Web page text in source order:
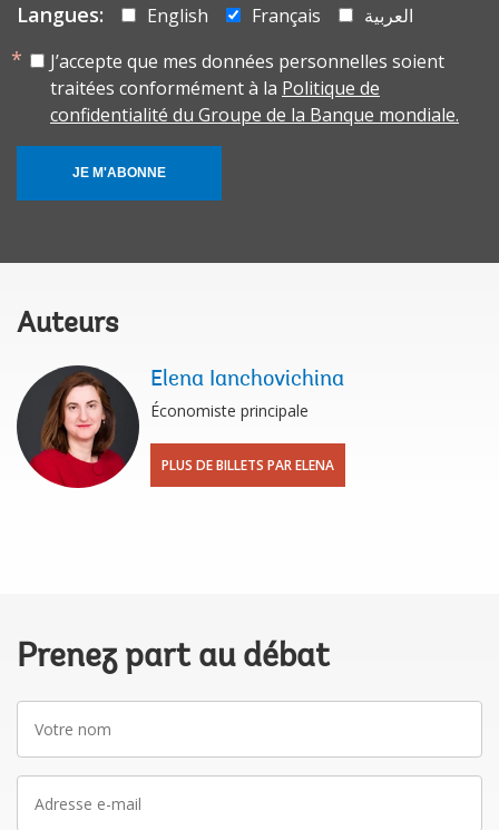
Langues: English Français
العربية
J’accepte que mes données personnelles soient
traitées conformément à la Politique de
confidentialité du Groupe de la Banque mondiale.
JE M'ABONNE
Auteurs
Elena Ianchovichina
Économiste principale
PLUS DE BILLETS PAR ELENA
Prenez part au débat
nom